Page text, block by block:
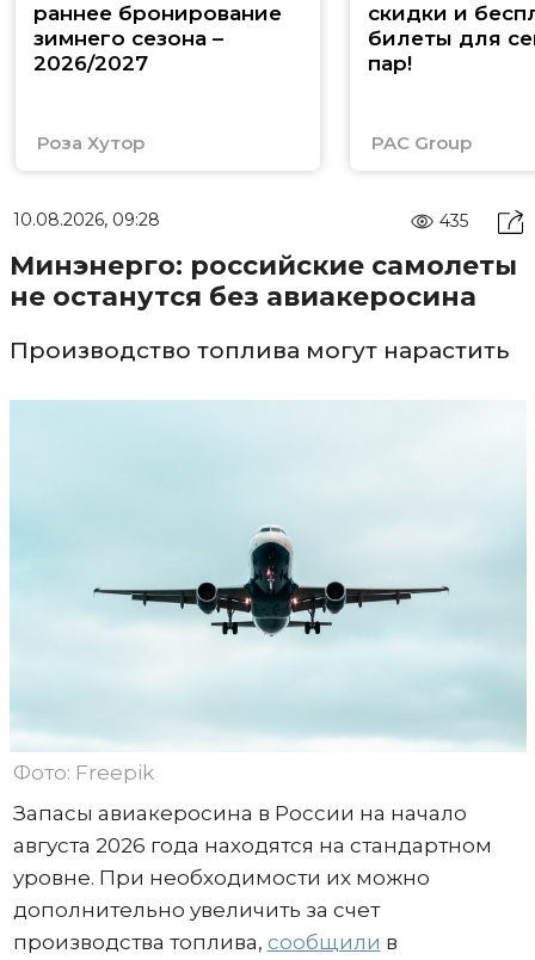
раннее бронирование
зимнего сезона –
2026/2027
Роза Хутор
скидки и
билеты для
пар!
PAC Group
10.08.2026, 09:28 435
Минэнерго: российские самолеты
не останутся без авиакеросина
Производство топлива могут нарастить
Фото: Freepik
Запасы авиакеросина в России на начало
августа 2026 года находятся на стандартном
уровне. При необходимости их можно
дополнительно увеличить за счет
производства топлива, сообщили в